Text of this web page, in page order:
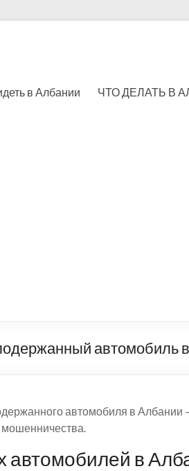
в Албании ЧТО ДЕЛАТЬ В
автомобиль
автомобиля в
мошенничества.
автомобилей в